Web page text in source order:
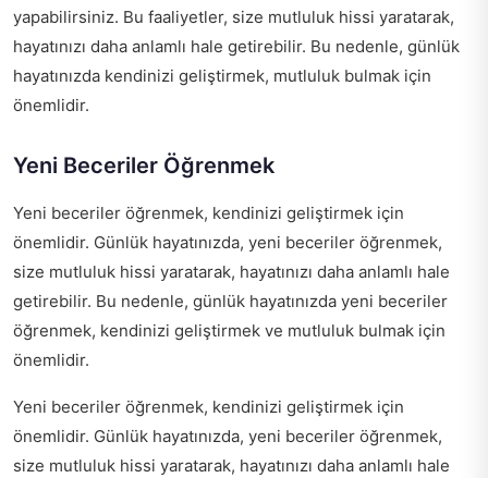
yapabilirsiniz. Bu faaliyetler, size mutluluk hissi yaratarak,
hayatınızı daha anlamlı hale getirebilir. Bu nedenle, günlük
hayatınızda kendinizi geliştirmek, mutluluk bulmak için
önemlidir.
Yeni Beceriler Öğrenmek
Yeni beceriler öğrenmek, kendinizi geliştirmek için
önemlidir. Günlük hayatınızda, yeni beceriler öğrenmek,
size mutluluk hissi yaratarak, hayatınızı daha anlamlı hale
getirebilir. Bu nedenle, günlük hayatınızda yeni beceriler
öğrenmek, kendinizi geliştirmek ve mutluluk bulmak için
önemlidir.
Yeni beceriler öğrenmek, kendinizi geliştirmek için
önemlidir. Günlük hayatınızda, yeni beceriler öğrenmek,
size mutluluk hissi yaratarak, hayatınızı daha anlamlı hale